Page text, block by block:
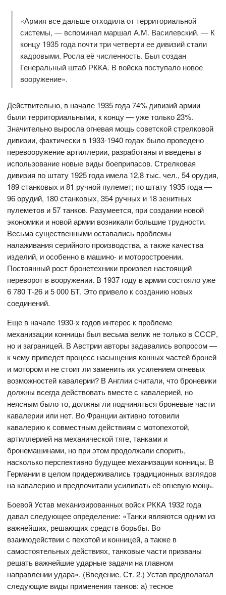
«Армия все дальше отходила от территориальной
системы, — вспоминал маршал А.М. Василевский. — К
концу 1935 года почти три четверти ее дивизий стали
кадровыми. Росла её численность. Был создан
Генеральный штаб РККА. В войска поступало новое
вооружение».
Действительно, в начале 1935 года 74% дивизий армии
были территориальными, к концу — уже только 23%.
Значительно выросла огневая мощь советской стрелковой
дивизии, фактически в 1933-1940 годах было проведено
перевооружение артиллерии, разработаны и введены в
использование новые виды боеприпасов. Стрелковая
дивизия по штату 1925 года имела 12,8 тыс. чел., 54 орудия,
189 станковых и 81 ручной пулемет; по штату 1935 года —
96 орудий, 180 станковых, 354 ручных и 18 зенитных
пулеметов и 57 танков. Разумеется, при создании новой
экономики и новой армии возникали большие трудности.
Весьма существенными оставались проблемы
налаживания серийного производства, а также качества
изделий, и особенно в машино- и моторостроении.
Постоянный рост бронетехники произвел настоящий
переворот в вооружении. В 1937 году в армии состояло уже
6 780 Т-26 и 5 000 БТ. Это привело к созданию новых
соединений.
Еще в начале 1930-х годов интерес к проблеме
механизации конницы был весьма велик не только в СССР,
но и заграницей. В Австрии авторы задавались вопросом —
к чему приведет процесс насыщения конных частей броней
и мотором и не стоит ли заменить их усилением огневых
возможностей кавалерии? В Англии считали, что броневики
должны всегда действовать вместе с кавалерией, но
неясным было то, должны ли подчиняться броневые части
кавалерии или нет. Во Франции активно готовили
кавалерию к совместным действиям с мотопехотой,
артиллерией на механической тяге, танками и
бронемашинами, но при этом продолжали спорить,
насколько перспективно будущее механизации конницы. В
Германии в целом придерживались традиционных взглядов
на кавалерию и предпочитали усиливать её огневую мощь.
Боевой Устав механизированных войск РККА 1932 года
давал следующее определение: «Танки являются одним из
важнейших, решающих средств борьбы. Во
взаимодействии с пехотой и конницей, а также в
самостоятельных действиях, танковые части призваны
решать важнейшие ударные задачи на главном
направлении удара». (Введение. Ст. 2.) Устав предполагал
следующие виды применения танков: а) тесное